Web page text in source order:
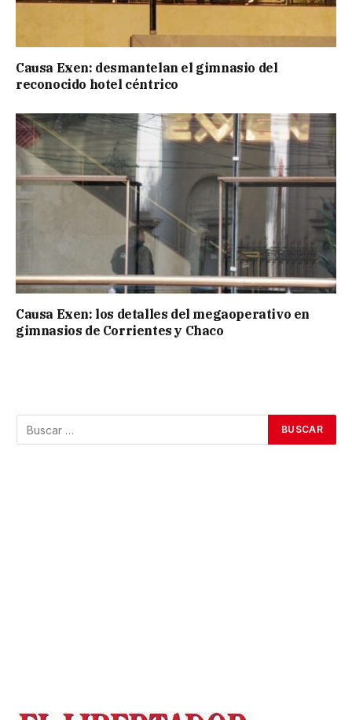
Causa Exen: desmantelan el gimnasio del
reconocido hotel céntrico
Causa Exen: los detalles del megaoperativo en
gimnasios de Corrientes y Chaco